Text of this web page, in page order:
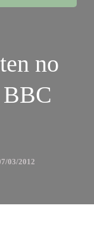
no
03/2012